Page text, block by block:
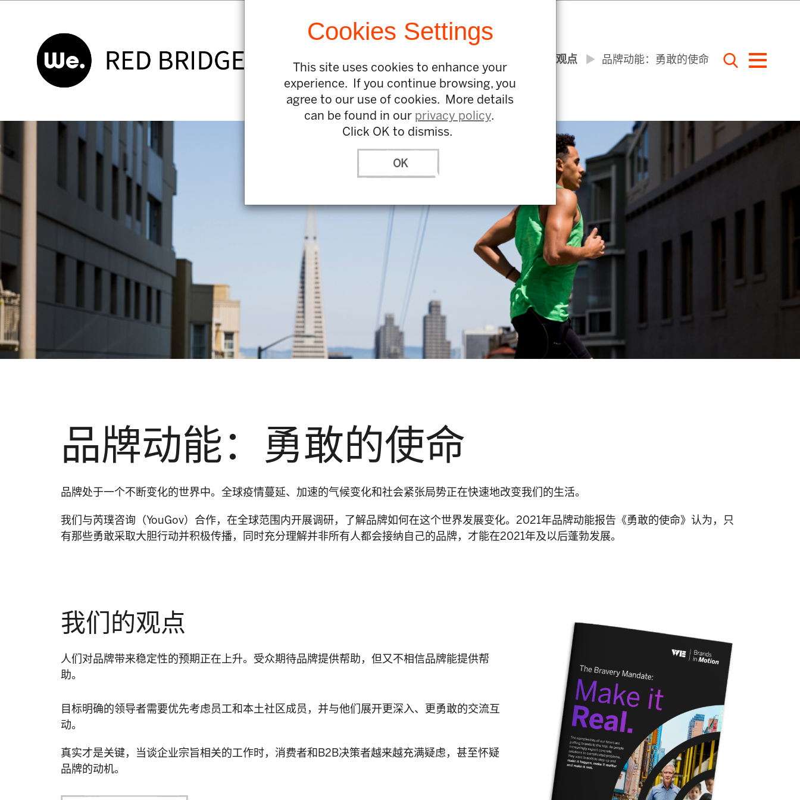
洞察和观点 ▶︎ 品牌动能：勇敢的使命
主页
关于我们
我们的工作
我们的专长
职业发展
English
品牌动能：勇敢的使命
品牌处于一个不断变化的世界中。全球疫情蔓延、加速的气候变化和社会紧张局势正在快速地改变我们的生活。
我们与芮璞咨询（YouGov）合作，在全球范围内开展调研，了解品牌如何在这个世界发展变化。2021年品牌动能报告《勇敢的使命》认为，只
有那些勇敢采取大胆行动并积极传播，同时充分理解并非所有人都会接纳自己的品牌，才能在2021年及以后蓬勃发展。
我们的观点
人们对品牌带来稳定性的预期正在上升。受众期待品牌提供帮助，但又不相信品牌能提供帮
助。
目标明确的领导者需要优先考虑员工和本土社区成员，并与他们展开更深入、更勇敢的交流互
动。
真实才是关键，当谈企业宗旨相关的工作时，消费者和B2B决策者越来越充满疑虑，甚至怀疑
品牌的动机。
Cookies Settings
This site uses cookies to enhance your
experience. If you continue browsing, you
agree to our use of cookies. More details
can be found in our privacy policy.
Click OK to dismiss.
OK